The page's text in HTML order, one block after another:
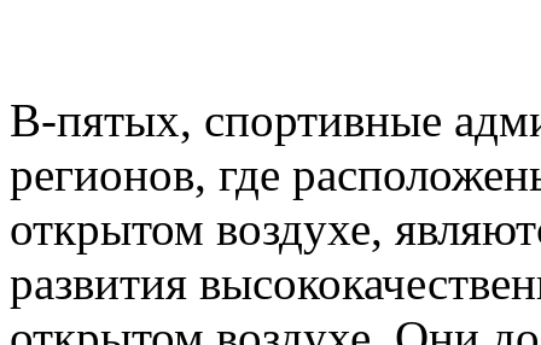
В-пятых, спортивные
регионов, где
открытом воздухе,
развития